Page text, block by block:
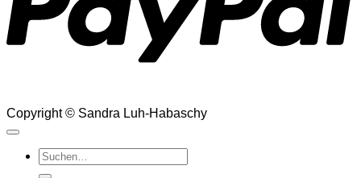
Copyright © Sandra Luh-Habaschy
Suchen
nach: